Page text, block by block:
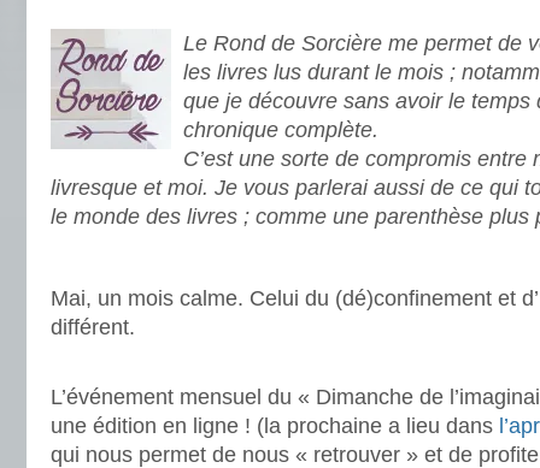
Le Rond de Sorcière me permet de
les livres lus durant le mois ;
que je découvre sans avoir le temps
chronique complète.
C’est une sorte de compromis entre
livresque et moi. Je vous parlerai aussi de ce qui
le monde des livres ; comme une parenthèse plus
Mai, un mois calme. Celui du (dé)confinement et
différent.
L’événement mensuel du « Dimanche de
une édition en ligne ! (la prochaine a lieu dans
qui nous permet de nous « retrouver » et de